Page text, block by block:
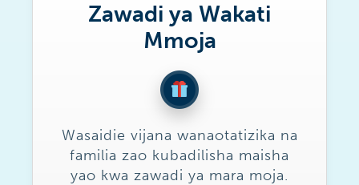
Zawadi ya Wakati
Mmoja
Wasaidie vijana wanaotatizika na
familia zao kubadilisha maisha
yao kwa zawadi ya mara moja.